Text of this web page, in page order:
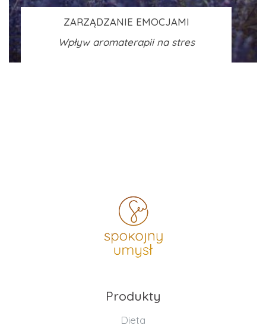
ZARZĄDZANIE EMOCJAMI
Wpływ aromaterapii na stres
Produkty
Dieta